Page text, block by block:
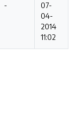
-
07-
04-
2014
11:02